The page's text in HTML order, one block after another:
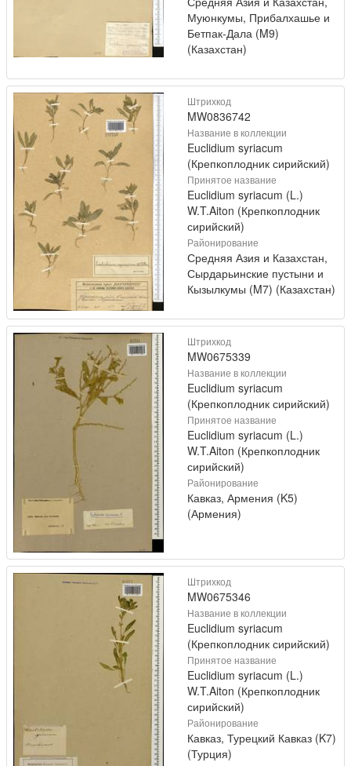
Муюнкумы, Прибалхашье и
Бетпак-Дала (M9)
(Казахстан)
Штрихкод
MW0836742
Название в коллекции
Euclidium syriacum
(Крепкоплодник сирийский)
Принятое название
Euclidium syriacum (L.)
W.T.Aiton (Крепкоплодник
сирийский)
Районирование
Средняя Азия и Казахстан,
Сырдарьинские пустыни и
Кызылкумы (M7) (Казахстан)
Штрихкод
MW0675339
Название в коллекции
Euclidium syriacum
(Крепкоплодник сирийский)
Принятое название
Euclidium syriacum (L.)
W.T.Aiton (Крепкоплодник
сирийский)
Районирование
Кавказ, Армения (K5)
(Армения)
Штрихкод
MW0675346
Название в коллекции
Euclidium syriacum
(Крепкоплодник сирийский)
Принятое название
Euclidium syriacum (L.)
W.T.Aiton (Крепкоплодник
сирийский)
Районирование
Кавказ, Турецкий Кавказ (K7)
(Турция)